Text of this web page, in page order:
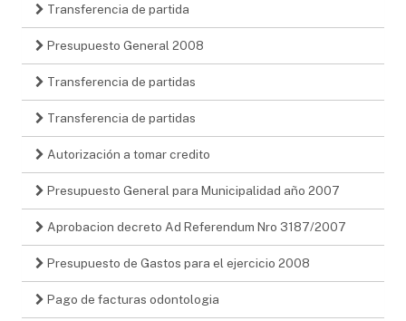
Transferencia de partida
Presupuesto General 2008
Transferencia de partidas
Transferencia de partidas
Autorización a tomar credito
Presupuesto General para Municipalidad año 2007
Aprobacion decreto Ad Referendum Nro 3187/2007
Presupuesto de Gastos para el ejercicio 2008
Pago de facturas odontologia